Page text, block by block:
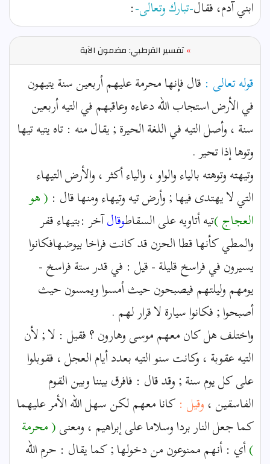
ابني آدم، فقال-تبارك وتعالى-:
» تفسير القرطبي: مضمون الآية
قوله تعالى : قال فإنها محرمة عليهم أربعين سنة يتيهون
في الأرض استجاب الله دعاءه وعاقبهم في التيه أربعين
سنة ، وأصل التيه في اللغة الحيرة ; يقال منه : تاه يتيه تيها
وتوها إذا تحير .
وتيهته وتوهته بالياء والواو ، والياء أكثر ، والأرض التيهاء
التي لا يهتدى فيها ; وأرض تيه وتيهاء ومنها قال : ( هو
العجاج )تيه أتاويه على السقاطوقالآخر :بتيهاء قفر
والمطي كأنها قطا الحزن قد كانت فراخا بيوضهافكانوا
يسيرون في فراسخ قليلة - قيل : في قدر ستة فراسخ -
يومهم وليلتهم فيصبحون حيث أمسوا ويمسون حيث
أصبحوا ; فكانوا سيارة لا قرار لهم .
واختلف هل كان معهم موسى وهارون ؟ فقيل : لا ; لأن
التيه عقوبة ، وكانت سنو التيه بعدد أيام العجل ، فقوبلوا
على كل يوم سنة ; وقد قال : فافرق بيننا وبين القوم
الفاسقين ،وقيل :كانا معهم لكن سهل الله الأمر عليهما
كما جعل النار بردا وسلاما على إبراهيم ، ومعنى( محرمة
)أي : أنهم ممنوعون من دخولها ; كما يقال : حرم الله